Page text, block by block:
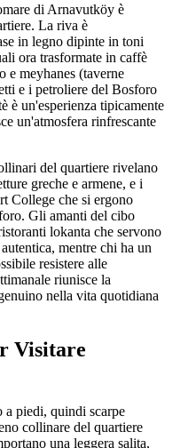
di Arnavutköy è
La riva è
in legno dipinte in toni
ora trasformate in caffè
e meyhanes (taverne
e i petroliere del Bosforo
è un'esperienza tipicamente
un'atmosfera rinfrescante
del quartiere rivelano
greche e armene, e i
College che si ergono
Gli amanti del cibo
lokanta che servono
mentre chi ha un
resistere alle
riunisce la
nella vita quotidiana
Visitare
piedi, quindi scarpe
collinare del quartiere
una leggera salita,